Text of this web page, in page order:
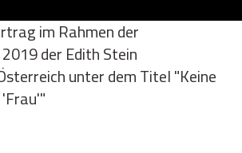
im Rahmen der
der Edith Stein
unter dem Titel "Keine